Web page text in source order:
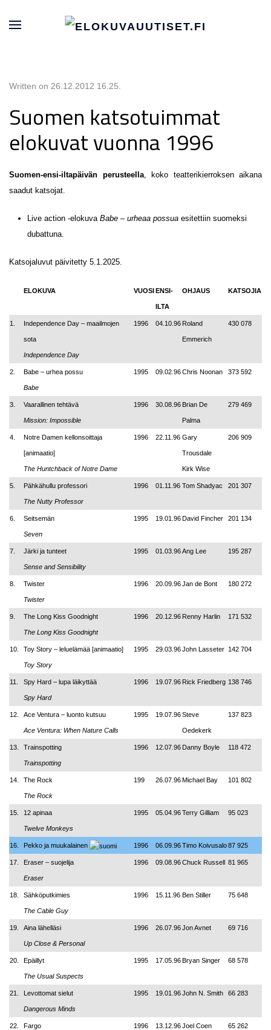
Written on 26.12.2012 16.25
Suomen katsotuimmat
elokuvat vuonna 1996
Suomen-ensi-iltapäivän perusteella, koko teatterikierroksen aikana
saadut katsojat.
Live action -elokuvaBabe – urheaa possua esitettiin suomeksi
dubattuna.
Katsojaluvut päivitetty 5.1.2025.
ELOKUVA VUOSIENSI-
ILTA
OHJAUS KATSOJIA
1. Independence Day – maailmojen
sota
Independence Day
1996 04.10.96 Roland
Emmerich
430 078
2. Babe – urhea possu
Babe
1995 09.02.96Chris Noonan 373 592
3. Vaarallinen tehtävä
Mission: Impossible
1996 30.08.96 Brian De
Palma
279 469
4. Notre Damen kellonsoittaja
[animaatio]
The Huntchback of Notre Dame
1996 22.11.96 Gary
Trousdale
Kirk Wise
206 909
5. Pähkähullu professori
The Nutty Professor
1996 01.11.96 Tom Shadyac 201 307
6. Seitsemän
Seven
1995 19.01.96David Fincher 201 134
7. Järki ja tunteet
Sense and Sensibility
1995 01.03.96Ang Lee 195 287
8. Twister
Twister
1996 20.09.96Jan de Bont 180 272
9. The Long Kiss Goodnight
The Long Kiss Goodnight
1996 20.12.96 Renny Harlin 171 532
10. Toy Story – leluelämää [animaatio]
Toy Story
1995 29.03.96John Lasseter 142 704
11. Spy Hard – lupa läikyttää
Spy Hard
1996 19.07.96 Rick Friedberg 138 746
12. Ace Ventura – luonto kutsuu
Ace Ventura: When Nature Calls
1995 19.07.96Steve
Oedekerk
137 823
13. Trainspotting
Trainspotting
1996 12.07.96 Danny Boyle 118 472
14. The Rock
The Rock
199 26.07.96Michael Bay 101 802
15. 12 apinaa
Twelve Monkeys
1995 05.04.96Terry Gilliam 95 023
16. Pekko ja muukalainen 1996 06.09.96Timo Koivusalo87 925
17. Eraser – suojelija
Eraser
1996 09.08.96Chuck Russell 81 965
18. Sähköputkimies
The Cable Guy
1996 15.11.96 Ben Stiller 75 648
19. Aina lähelläsi
Up Close & Personal
1996 26.07.96Jon Avnet 69 716
20. Epäillyt
The Usual Suspects
1995 17.05.96Bryan Singer 68 578
21. Levottomat sielut
Dangerous Minds
1995 19.01.96John N. Smith 66 283
22. Fargo 1996 13.12.96Joel Coen 65 262